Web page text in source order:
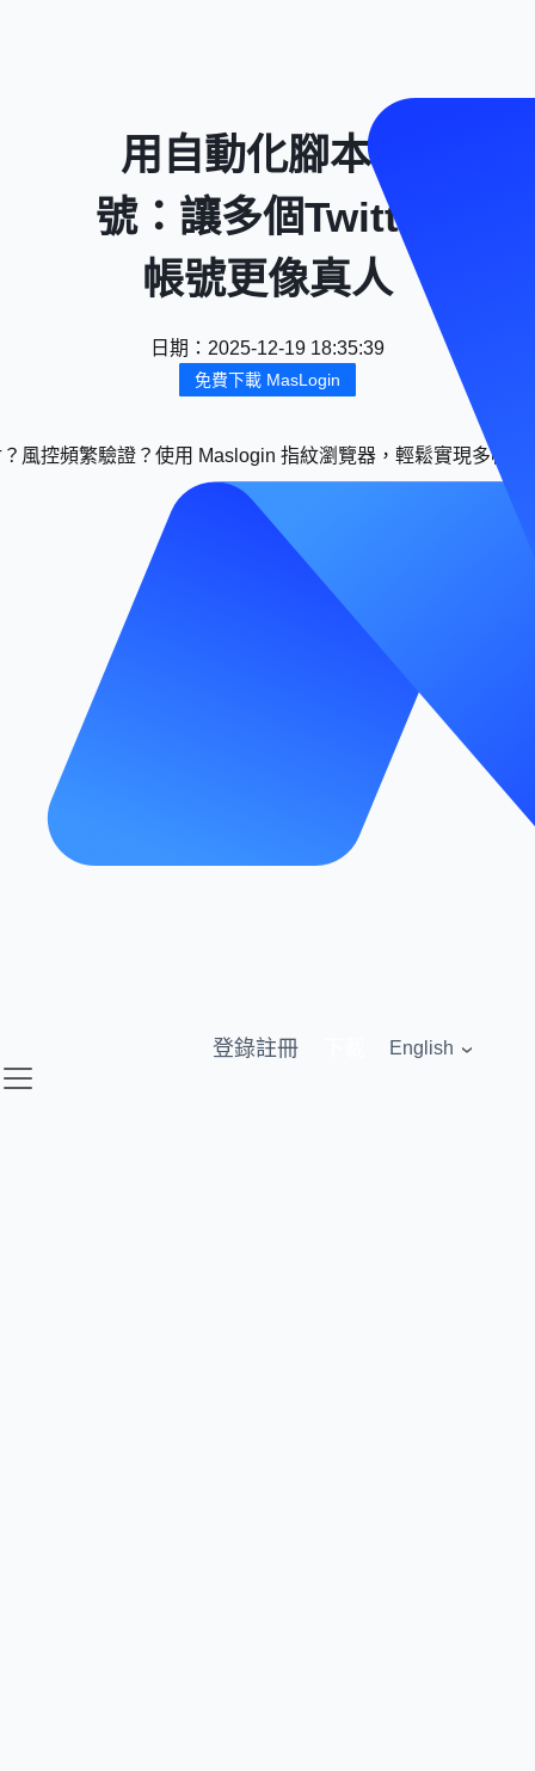
登錄註冊 English
用自動化腳本養
號：讓多個Twitter
帳號更像真人
日期 ： 2025-12-19 18:35:39
免費下載 MasLogin
風控頻繁驗證？使用 Maslogin 指紋瀏覽器，輕鬆實現多帳